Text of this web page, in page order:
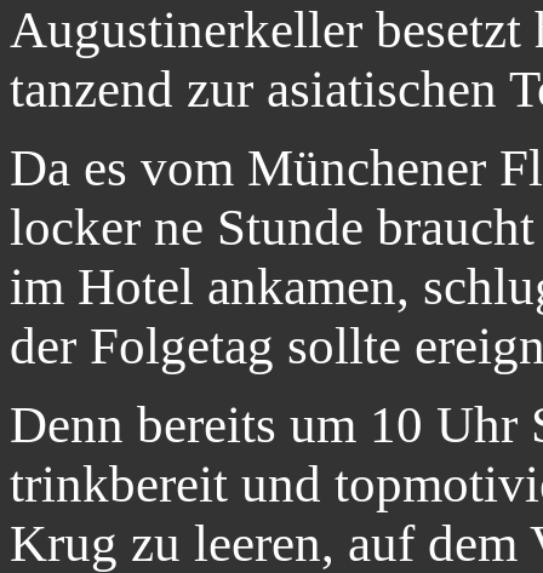
Augustinerkeller besetzt
tanzend zur asiatischen
Da es vom Münchener
locker ne Stunde
im Hotel ankamen,
der Folgetag sollte
Denn bereits um 10 Uhr
trinkbereit und
Krug zu leeren, auf